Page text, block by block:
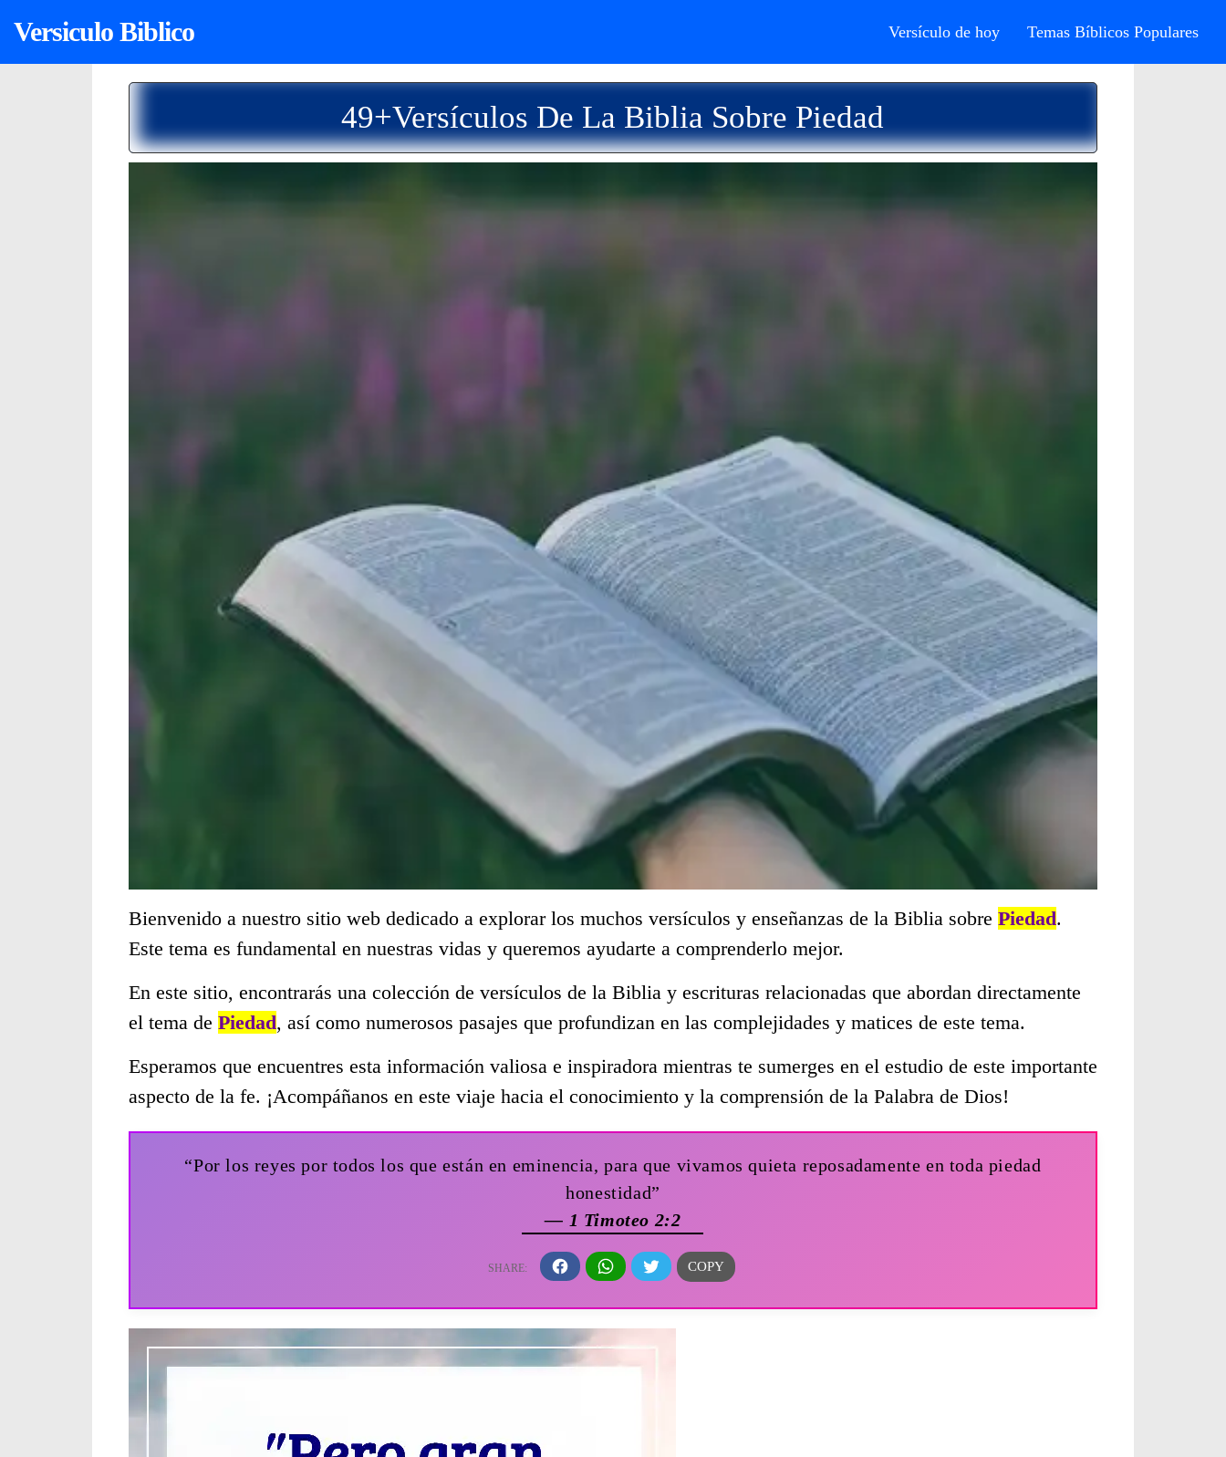
Versiculo Biblico Versículo de hoy Temas Bíblicos Populares
49+Versículos De La Biblia Sobre Piedad
Bienvenido a nuestro sitio web dedicado a explorar los muchos versículos y enseñanzas de la Biblia sobre Piedad.
Este tema es fundamental en nuestras vidas y queremos ayudarte a comprenderlo mejor.
En este sitio, encontrarás una colección de versículos de la Biblia y escrituras relacionadas que abordan directamente
el tema de Piedad, así como numerosos pasajes que profundizan en las complejidades y matices de este tema.
Esperamos que encuentres esta información valiosa e inspiradora mientras te sumerges en el estudio de este importante
aspecto de la fe. ¡Acompáñanos en este viaje hacia el conocimiento y la comprensión de la Palabra de Dios!
“Por los reyes por todos los que están en eminencia, para que vivamos quieta reposadamente en toda piedad
honestidad”
— 1 Timoteo 2:2